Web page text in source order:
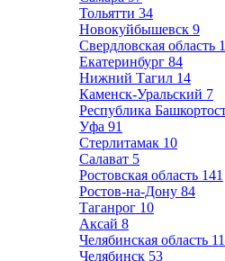
Тольятти 34
Новокуйбышевск 9
Свердловская область
Екатеринбург 84
Нижний Тагил 14
Каменск-Уральский 7
Республика
Уфа 91
Стерлитамак 10
Салават 5
Ростовская область 141
Ростов-на-Дону 84
Таганрог 10
Аксай 8
Челябинская область
Челябинск 53